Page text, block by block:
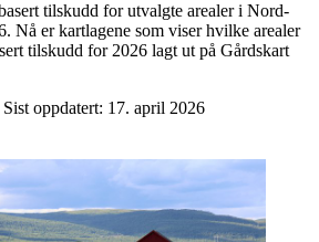
tilskudd for utvalgte arealer i Nord-
Nå er kartlagene som viser hvilke arealer
tilskudd for 2026 lagt ut på Gårdskart
Sist oppdatert: 17. april 2026